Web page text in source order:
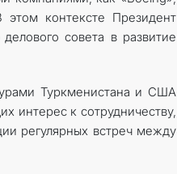
контексте Президент
совета в развитие
Туркменистана и США
интерес к сотрудничеству,
регулярных встреч между